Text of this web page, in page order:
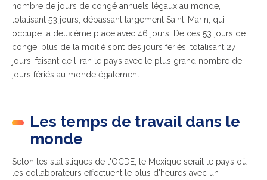
nombre de jours de congé annuels légaux au monde,
totalisant 53 jours, dépassant largement Saint-Marin, qui
occupe la deuxième place avec 46 jours. De ces 53 jours de
congé, plus de la moitié sont des jours fériés, totalisant 27
jours, faisant de l'Iran le pays avec le plus grand nombre de
jours fériés au monde également.
Les temps de travail dans le
monde
Selon les statistiques de l'OCDE, le Mexique serait le pays où
les collaborateurs effectuent le plus d'heures avec un